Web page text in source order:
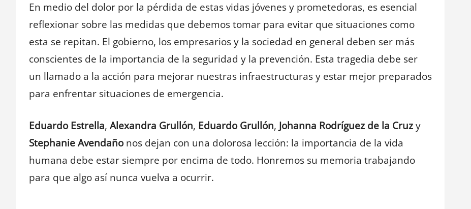
En medio del dolor por la pérdida de estas vidas jóvenes y prometedoras, es esencial
reflexionar sobre las medidas que debemos tomar para evitar que situaciones como
esta se repitan. El gobierno, los empresarios y la sociedad en general deben ser más
conscientes de la importancia de la seguridad y la prevención. Esta tragedia debe ser
un llamado a la acción para mejorar nuestras infraestructuras y estar mejor preparados
para enfrentar situaciones de emergencia.
Eduardo Estrella, Alexandra Grullón, Eduardo Grullón, Johanna Rodríguez de la Cruzy
Stephanie Avendañonos dejan con una dolorosa lección: la importancia de la vida
humana debe estar siempre por encima de todo. Honremos su memoria trabajando
para que algo así nunca vuelva a ocurrir.